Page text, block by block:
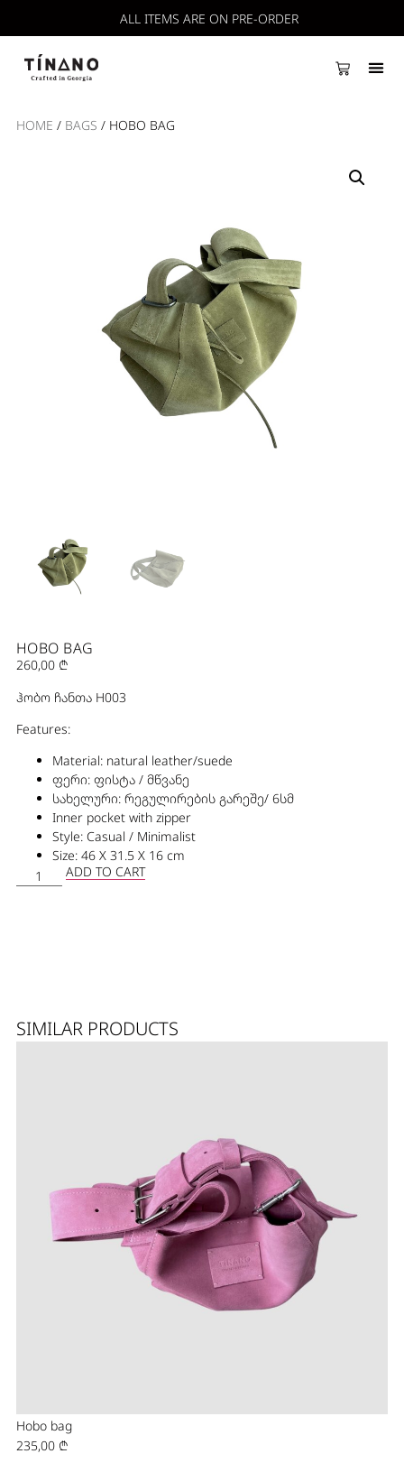
ALL ITEMS ARE ON PRE-ORDER
HOME / BAGS / HOBO BAG
HOBO BAG
260,00 ₾
ჰობო ჩანთა H003
Features:
Material: natural leather/suede
ფერი: ფისტა / მწვანე
სახელური: რეგულირების გარეშე/ 6სმ
Inner pocket with zipper
Style: Casual / Minimalist
Size: 46 X 31.5 X 16 cm
ADD TO CART
SIMILAR PRODUCTS
Hobo bag
235,00 ₾